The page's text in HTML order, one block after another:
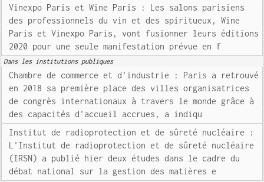
Vinexpo Paris et Wine Paris : Les salons parisiens
des professionnels du vin et des spiritueux, Wine
Paris et Vinexpo Paris, vont fusionner leurs éditions
2020 pour une seule manifestation prévue en f
Dans les institutions publiques
Chambre de commerce et d'industrie : Paris a retrouvé
en 2018 sa première place des villes organisatrices
de congrès internationaux à travers le monde grâce à
des capacités d'accueil accrues, a indiqu
Institut de radioprotection et de sûreté nucléaire :
L'Institut de radioprotection et de sûreté nucléaire
(IRSN) a publié hier deux études dans le cadre du
débat national sur la gestion des matières e